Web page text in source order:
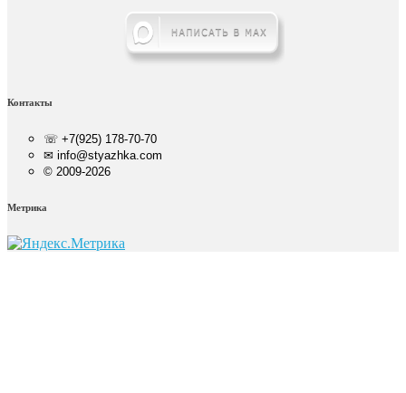
Контакты
☏ +7(925) 178-70-70
✉ info@styazhka.com
© 2009-2026
Метрика